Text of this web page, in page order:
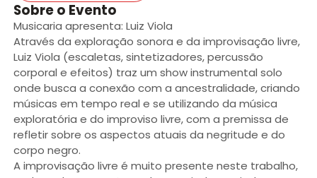
Sobre o Evento
Musicaria apresenta: Luiz Viola
Através da exploração sonora e da improvisação livre,
Luiz Viola (escaletas, sintetizadores, percussão
corporal e efeitos) traz um show instrumental solo
onde busca a conexão com a ancestralidade, criando
músicas em tempo real e se utilizando da música
exploratória e do improviso livre, com a premissa de
refletir sobre os aspectos atuais da negritude e do
corpo negro.
A improvisação livre é muito presente neste trabalho,